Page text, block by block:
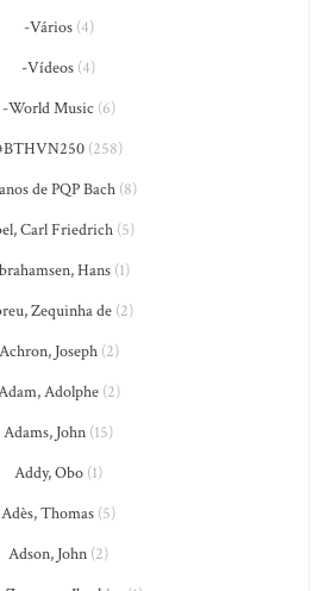
-Vários(4)
-Vídeos (4)
-World Music (6)
(258)
de PQP Bach(8)
Carl Friedrich(5)
Hans(1)
Zequinha de (2)
Achron, Joseph(2)
Adolphe(2)
Adams, John (15)
Addy, Obo (1)
Adès, Thomas (5)
Adson, John (2)